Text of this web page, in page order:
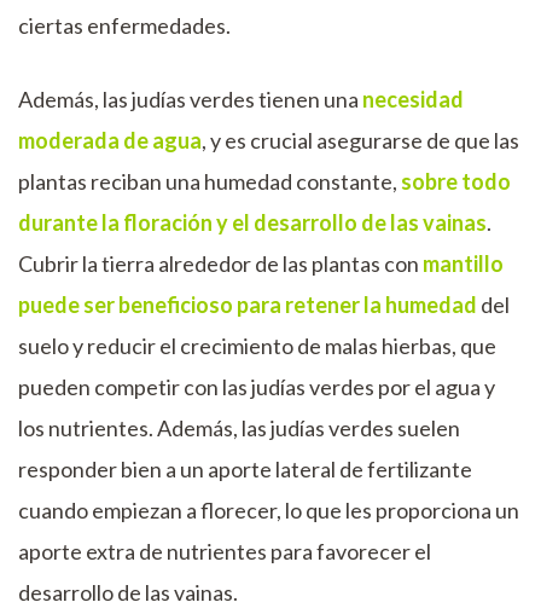
ciertas enfermedades.
Además, las judías verdes tienen una necesidad
moderada de agua, y es crucial asegurarse de que las
plantas reciban una humedad constante, sobre todo
durante la floración y el desarrollo de las vainas.
Cubrir la tierra alrededor de las plantas con mantillo
puede ser beneficioso para retener la humedad del
suelo y reducir el crecimiento de malas hierbas, que
pueden competir con las judías verdes por el agua y
los nutrientes. Además, las judías verdes suelen
responder bien a un aporte lateral de fertilizante
cuando empiezan a florecer, lo que les proporciona un
aporte extra de nutrientes para favorecer el
desarrollo de las vainas.